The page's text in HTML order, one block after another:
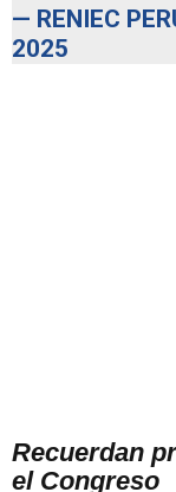
— RENIEC
2025
Recuerdan
el Congreso